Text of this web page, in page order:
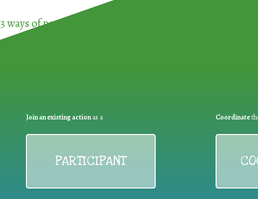
3 ways of participating in the
Join an existing actionas a
PARTICIPANT
Coordinate